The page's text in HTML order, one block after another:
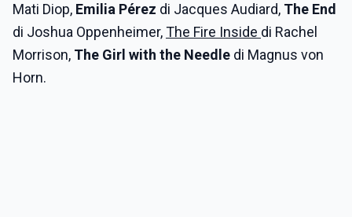
Mati Diop, Emilia Pérez di Jacques Audiard, The End
di Joshua Oppenheimer,The Fire Inside di Rachel
Morrison, The Girl with the Needle di Magnus von
Horn.